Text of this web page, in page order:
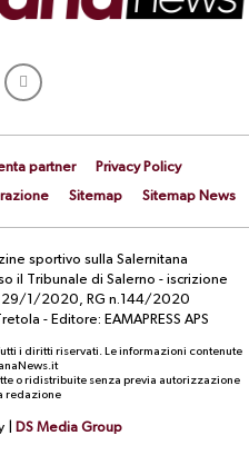
partner
Privacy Policy
Sitemap Sitemap News
sportivo sulla Salernitana
il Tribunale di Salerno - iscrizione
1/2020, RG n.144/2020
- Editore: EAMAPRESS APS
i diritti riservati. Le informazioni contenute
o ridistribuite senza previa autorizzazione
redazione
| DS Media Group